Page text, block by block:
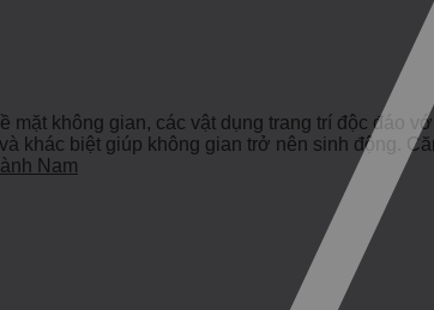
không gian, các vật dụng trang trí độc đáo
khác biệt giúp không gian trở nên sinh động.
Nam